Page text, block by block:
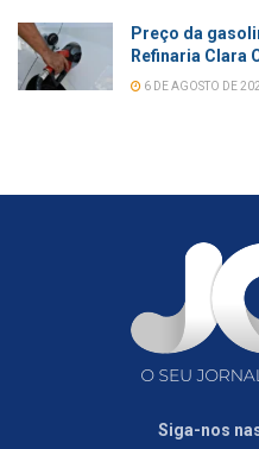
Preço da
Refinaria Clara
6 DE AGOSTO DE
Siga-nos